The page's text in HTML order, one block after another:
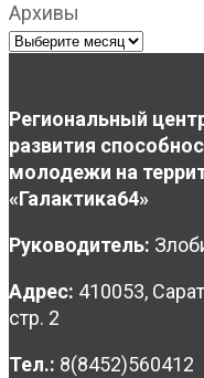
Архивы
Региональный
развития
молодежи на
«Галактика64»
Руководитель:
Адрес: 410053,
стр. 2
Тел.: 8(8452)560412